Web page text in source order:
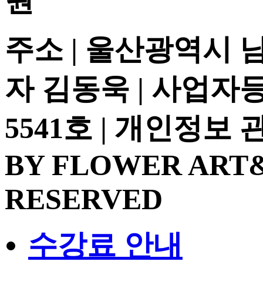
주소 | 울산광역시
자 김동욱 | 사업자
5541호 | 개인정보
BY FLOWER
RESERVED
수강료 안내